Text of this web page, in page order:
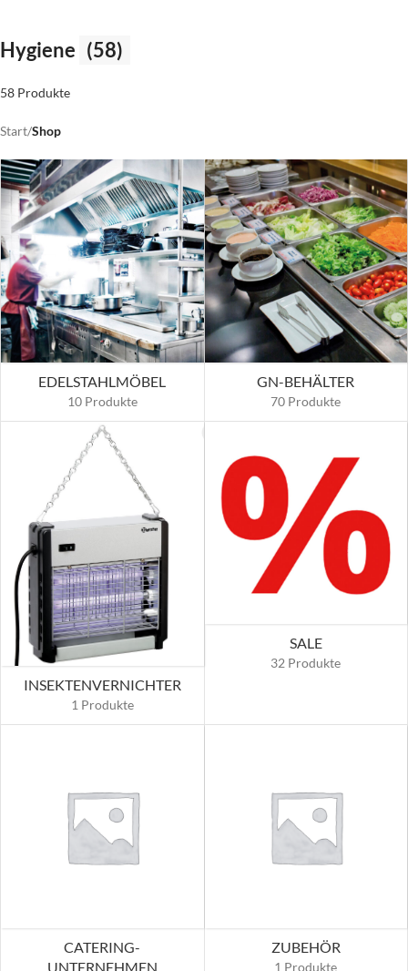
Hygiene (58)
58 Produkte
Start/Shop
EDELSTAHLMÖBEL
10 Produkte
GN-BEHÄLTER
70 Produkte
INSEKTENVERNICHTER
1 Produkte
SALE
32 Produkte
CATERING-
UNTERNEHMEN
ZUBEHÖR
1 Produkte